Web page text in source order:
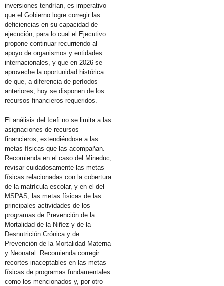
inversiones tendrían, es imperativo
que el Gobierno logre corregir las
deficiencias en su capacidad de
ejecución, para lo cual el Ejecutivo
propone continuar recurriendo al
apoyo de organismos y entidades
internacionales, y que en 2026 se
aproveche la oportunidad histórica
de que, a diferencia de períodos
anteriores, hoy se disponen de los
recursos financieros requeridos.
El análisis del Icefi no se limita a las
asignaciones de recursos
financieros, extendiéndose a las
metas físicas que las acompañan.
Recomienda en el caso del Mineduc,
revisar cuidadosamente las metas
físicas relacionadas con la cobertura
de la matrícula escolar, y en el del
MSPAS, las metas físicas de las
principales actividades de los
programas de Prevención de la
Mortalidad de la Niñez y de la
Desnutrición Crónica y de
Prevención de la Mortalidad Materna
y Neonatal. Recomienda corregir
recortes inaceptables en las metas
físicas de programas fundamentales
como los mencionados y, por otro